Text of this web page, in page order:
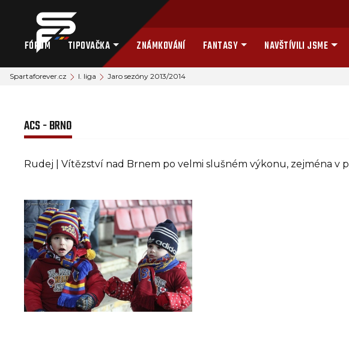
FÓRUM TIPOVAČKA ZNÁMKOVÁNÍ FANTASY NAVŠTÍVILI JSME
Spartaforever.cz I. liga Jaro sezóny 2013/2014
ACS - BRNO
Rudej | Vítězství nad Brnem po velmi slušném výkonu, zejména v